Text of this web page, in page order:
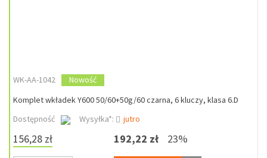
WK-AA-1042
Nowość
Komplet wkładek Y600 50/60+50g/60 czarna, 6 kluczy, klasa 6.D
Dostępność
Wysyłka*: jutro
156,28 zł 192,22 zł 23%